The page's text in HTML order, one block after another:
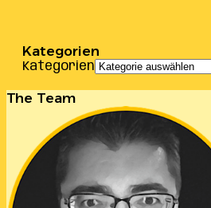
Kategorien
Kategorien
The Team